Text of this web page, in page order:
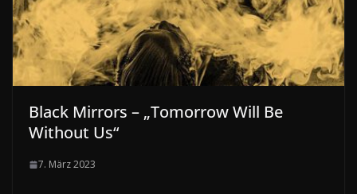
Black Mirrors – „Tomorrow Will Be
Without Us“
7. März 2023